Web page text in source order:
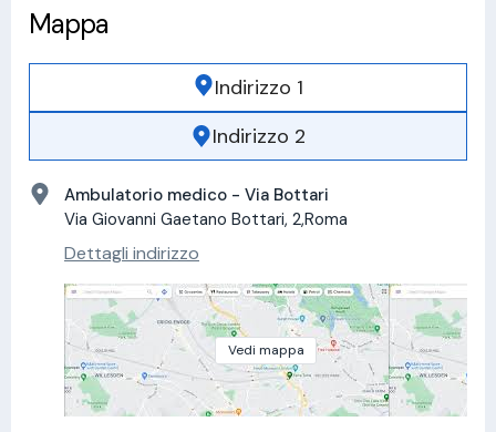
Mappa
Indirizzo 1
Indirizzo 2
Ambulatorio medico - Via Bottari
Via Giovanni Gaetano Bottari, 2,Roma
Dettagli indirizzo
Vedi mappa